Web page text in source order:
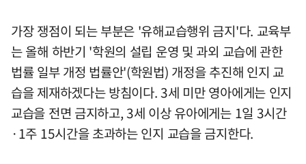
가장 쟁점이 되는 부분은 '유해교습행위 금지'다. 교육부
는 올해 하반기 '학원의 설립 운영 및 과외 교습에 관한
법률 일부 개정 법률안'(학원법) 개정을 추진해 인지 교
습을 제재하겠다는 방침이다. 3세 미만 영아에게는 인지
교습을 전면 금지하고, 3세 이상 유아에게는 1일 3시간
·1주 15시간을 초과하는 인지 교습을 금지한다.